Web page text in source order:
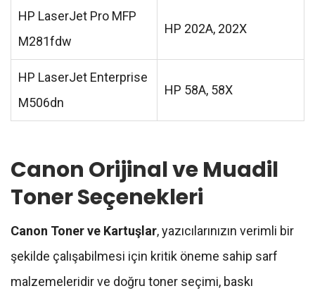
HP LaserJet Pro MFP
M281fdw
HP 202A, 202X
HP LaserJet Enterprise
M506dn
HP 58A, 58X
Canon Orijinal ve Muadil
Toner Seçenekleri
Canon Toner ve Kartuşlar, yazıcılarınızın verimli bir
şekilde çalışabilmesi için kritik öneme sahip sarf
malzemeleridir ve doğru toner seçimi, baskı